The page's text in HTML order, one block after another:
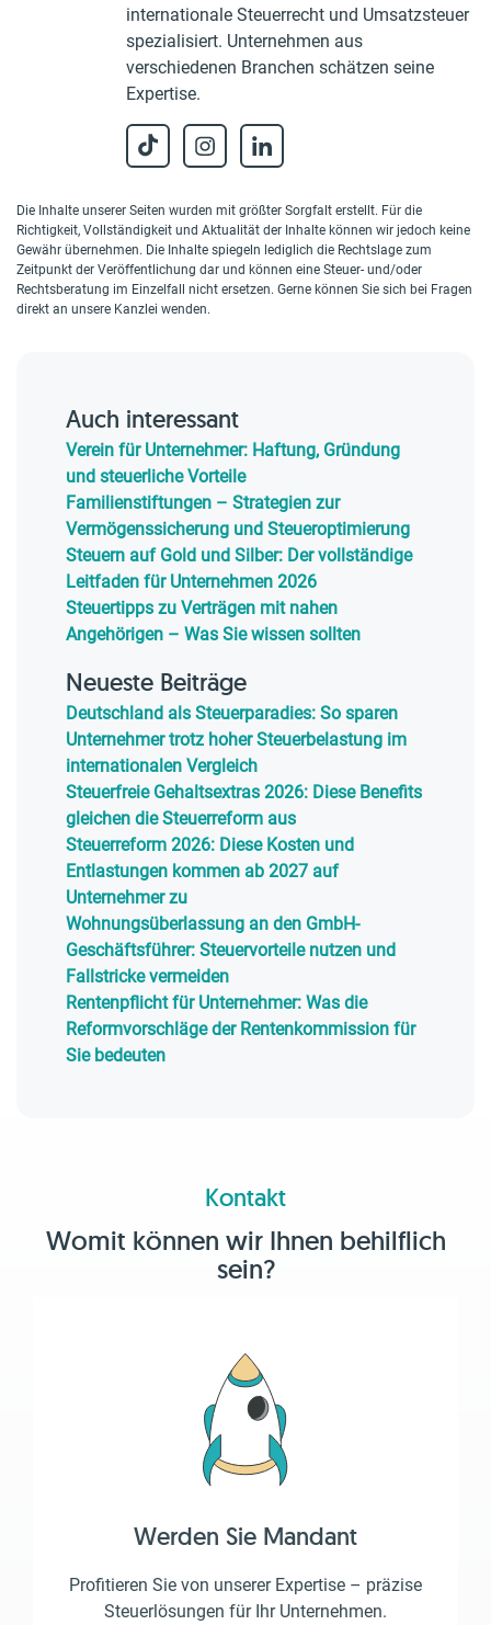
internationale Steuerrecht und Umsatzsteuer
spezialisiert. Unternehmen aus
verschiedenen Branchen schätzen seine
Expertise.
Die Inhalte unserer Seiten wurden mit größter Sorgfalt erstellt. Für die
Richtigkeit, Vollständigkeit und Aktualität der Inhalte können wir jedoch keine
Gewähr übernehmen. Die Inhalte spiegeln lediglich die Rechtslage zum
Zeitpunkt der Veröffentlichung dar und können eine Steuer- und/oder
Rechtsberatung im Einzelfall nicht ersetzen. Gerne können Sie sich bei Fragen
direkt an unsere Kanzlei wenden.
Auch interessant
Verein für Unternehmer: Haftung, Gründung
und steuerliche Vorteile
Familienstiftungen – Strategien zur
Vermögenssicherung und Steueroptimierung
Steuern auf Gold und Silber: Der vollständige
Leitfaden für Unternehmen 2026
Steuertipps zu Verträgen mit nahen
Angehörigen – Was Sie wissen sollten
Neueste Beiträge
Deutschland als Steuerparadies: So sparen
Unternehmer trotz hoher Steuerbelastung im
internationalen Vergleich
Steuerfreie Gehaltsextras 2026: Diese Benefits
gleichen die Steuerreform aus
Steuerreform 2026: Diese Kosten und
Entlastungen kommen ab 2027 auf
Unternehmer zu
Wohnungsüberlassung an den GmbH-
Geschäftsführer: Steuervorteile nutzen und
Fallstricke vermeiden
Rentenpflicht für Unternehmer: Was die
Reformvorschläge der Rentenkommission für
Sie bedeuten
Kontakt
Womit können wir Ihnen behilflich
sein?
Werden Sie Mandant
Profitieren Sie von unserer Expertise – präzise
Steuerlösungen für Ihr Unternehmen.